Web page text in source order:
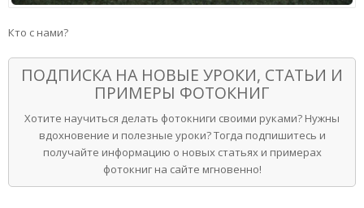
Кто с нами?
ПОДПИСКА НА НОВЫЕ УРОКИ, СТАТЬИ И
ПРИМЕРЫ ФОТОКНИГ
Хотите научиться делать фотокниги своими руками? Нужны
вдохновение и полезные уроки? Тогда подпишитесь и
получайте информацию о новых статьях и примерах
фотокниг на сайте мгновенно!